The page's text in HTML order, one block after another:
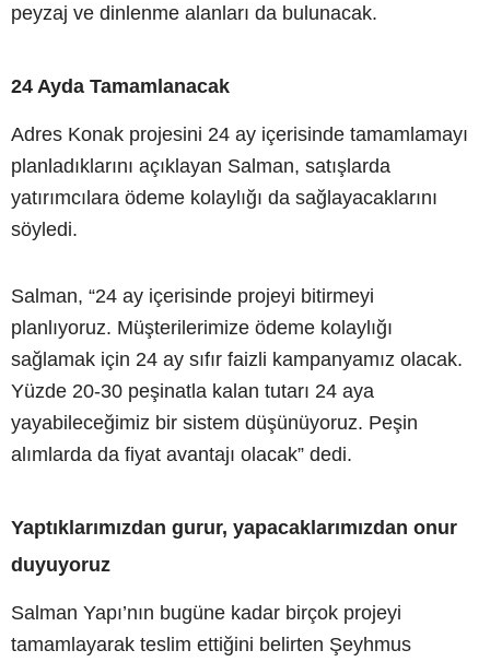
peyzaj ve dinlenme alanları da bulunacak.
24 Ayda Tamamlanacak
Adres Konak projesini 24 ay içerisinde tamamlamayı
planladıklarını açıklayan Salman, satışlarda
yatırımcılara ödeme kolaylığı da sağlayacaklarını
söyledi.
Salman, “24 ay içerisinde projeyi bitirmeyi
planlıyoruz. Müşterilerimize ödeme kolaylığı
sağlamak için 24 ay sıfır faizli kampanyamız olacak.
Yüzde 20-30 peşinatla kalan tutarı 24 aya
yayabileceğimiz bir sistem düşünüyoruz. Peşin
alımlarda da fiyat avantajı olacak” dedi.
Yaptıklarımızdan gurur, yapacaklarımızdan onur
duyuyoruz
Salman Yapı’nın bugüne kadar birçok projeyi
tamamlayarak teslim ettiğini belirten Şeyhmus